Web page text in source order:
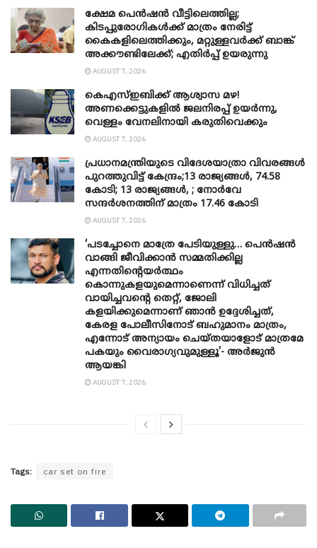
ക്ഷേമ പെൻഷൻ വീട്ടിലെത്തില്ല;
കിടപ്പുരോഗികൾക്ക് മാത്രം നേരിട്ട്
കൈകളിലെത്തിക്കും, മറ്റുള്ളവർക്ക് ബാങ്ക്
അക്കൗണ്ടിലേക്ക്; എതിർപ്പ് ഉയരുന്നു
AUGUST 7, 2026
കെഎസ്ഇബിക്ക് ആശ്വാസ മഴ!
അണക്കെട്ടുകളിൽ ജലനിരപ്പ് ഉയർന്നു,
വെള്ളം വേനലിനായി കരുതിവെക്കും
AUGUST 7, 2026
പ്രധാനമന്ത്രിയുടെ വിദേശയാത്രാ വിവരങ്ങൾ
പുറത്തുവിട്ട് കേന്ദ്രം;13 രാജ്യങ്ങൾ, 74.58
കോടി; 13 രാജ്യങ്ങൾ, ; നോർവേ
സന്ദർശനത്തിന് മാത്രം 17.46 കോടി
AUGUST 7, 2026
‘പടച്ചോനെ മാത്രേ പേടിയുള്ളു… പെൻഷൻ
വാങ്ങി ജീവിക്കാൻ സമ്മതിക്കില്ല
എന്നതിന്റെയർത്ഥം
കൊന്നുകളയുമെന്നാണെന്ന് വിധിച്ചത്
വായിച്ചവന്റെ തെറ്റ്, ജോലി
കളയിക്കുമെന്നാണ് ഞാൻ ഉദ്ദേശിച്ചത്,
കേരള പോലീസിനോട് ബഹുമാനം മാത്രം,
എന്നോട് അന്യായം ചെയ്തയാളോട് മാത്രമേ
പകയും വൈരാഗ്യവുമുള്ളൂ’- അർജുൻ
ആയങ്കി
AUGUST 7, 2026
Tags: car set on fire